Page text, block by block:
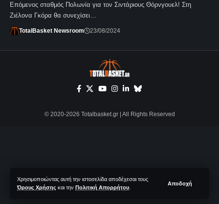
Χρησιμοποιώντας αυτή την ιστοσελίδα αποδέχεσαι τους
Όρους Χρήσης και την Πολιτική Απορρήτου
Αποδοχή
Επόμενος σταθμός Πολωνία για τον Σιντάριους Θόρνγουελ! Στη
Ζιέλονα Γκόρα θα συνεχίσει…
TotalBasket Newsroom 23/08/2024
© 2020-2026 Totalbasket.gr | All Rights Reserved